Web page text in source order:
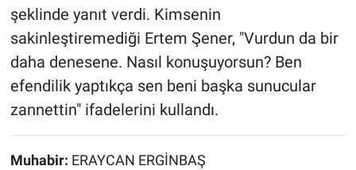
şeklinde yanıt verdi. Kimsenin
sakinleştiremediği Ertem Şener, "Vurdun da bir
daha denesene. Nasıl konuşuyorsun? Ben
efendilik yaptıkça sen beni başka sunucular
zannettin" ifadelerini kullandı.
Muhabir: ERAYCAN ERGİNBAŞ